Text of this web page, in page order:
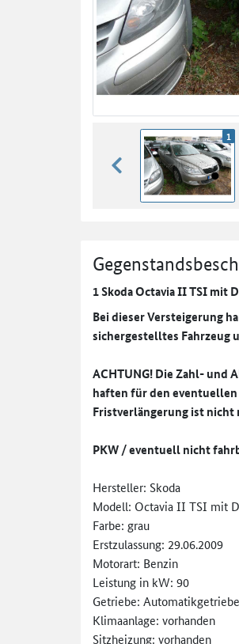
zurück blättern
1
1 Skoda Octavia II TSI mit
Bei dieser Versteigerung
sichergestelltes Fahrzeug
ACHTUNG! Die Zahl- und
haften für den eventuellen
Fristverlängerung ist nicht
PKW / eventuell nicht
Hersteller: Skoda
Modell: Octavia II TSI mit
Farbe: grau
Erstzulassung: 29.06.2009
Motorart: Benzin
Leistung in kW: 90
Getriebe: Automatikgetriebe
Klimaanlage: vorhanden
Sitzheizung: vorhanden